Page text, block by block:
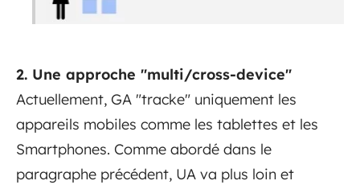
2. Une approche "multi/cross-device"
Actuellement, GA "tracke" uniquement les
appareils mobiles comme les tablettes et les
Smartphones. Comme abordé dans le
paragraphe précédent, UA va plus loin et